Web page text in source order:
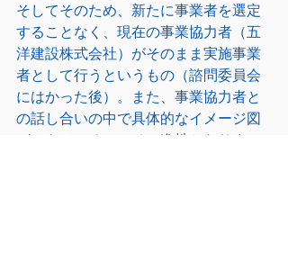
そしてそのため、新たに事業者を選定
することなく、現在の事業協力者（五
洋建設株式会社）がそのまま実施事業
者として行うというもの（諮問委員会
にはかった後）。また、事業協力者と
の話し合いの中で具体的なイメージ図
ができているのでその進捗となりま